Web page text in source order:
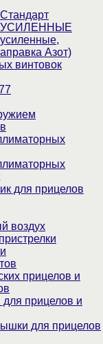
УСИЛЕННЫЕ
Азот)
винтовок
для прицелов
воздух
прицелов и
прицелов и
для прицелов